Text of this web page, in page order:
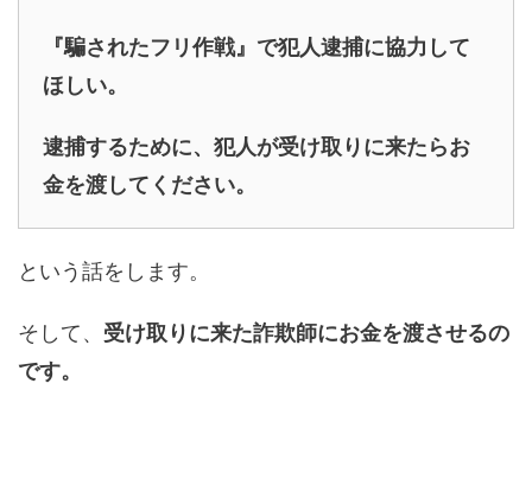
『騙されたフリ作戦』で犯人逮捕に協力して
ほしい。
逮捕するために、犯人が受け取りに来たらお
金を渡してください。
という話をします。
そして、 受け取りに来た詐欺師にお金を渡させるの
です。